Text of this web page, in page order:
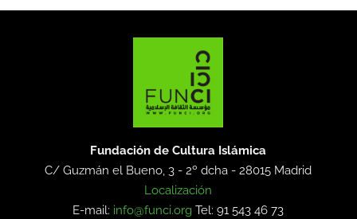
Fundación de Cultura Islámica
C/ Guzmán el Bueno, 3 - 2º dcha -28015 Madrid
Localización
E-mail: info@funci.org Tel: 91 543 46 73